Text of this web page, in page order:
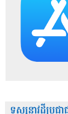
ទស្សនាវដ្តីប្រជ